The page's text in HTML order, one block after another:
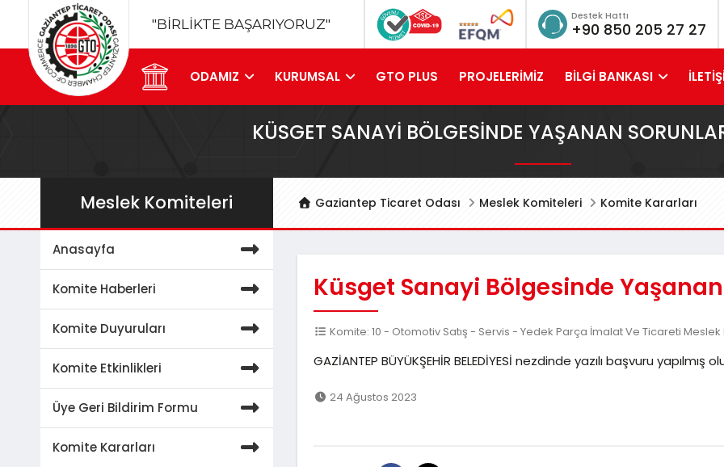
"BİRLİKTE BAŞARIYORUZ"
Destek Hattı
+90 850 205 27 27
ODAMIZ KURUMSAL GTO PLUS PROJELERİMİZ BİLGİ BANKASI
KÜSGET SANAYI BÖLGESINDE YAŞANAN
Gaziantep Ticaret Odası Meslek Komiteleri Komite Kararları
Meslek Komiteleri
Anasayfa
Komite Haberleri
Komite Duyuruları
Komite Etkinlikleri
Üye Geri Bildirim Formu
Komite Kararları
Küsget Sanayi Bölgesinde
Komite: 10 - Otomotiv Satış - Servis - Yedek Parça İmalat Ve Ticareti
GAZİANTEP BÜYÜKŞEHİR BELEDİYESİ nezdinde yazılı başvuru
24 Ağustos 2023